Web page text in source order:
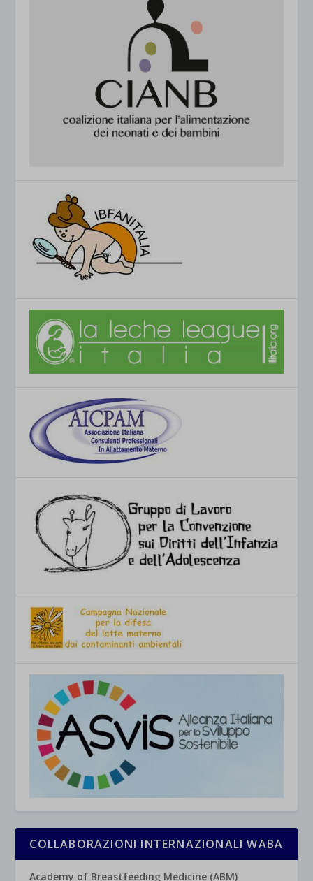
COLLABORAZIONI INTERNAZIONALI WABA
Academy of Breastfeeding Medicine (ABM)